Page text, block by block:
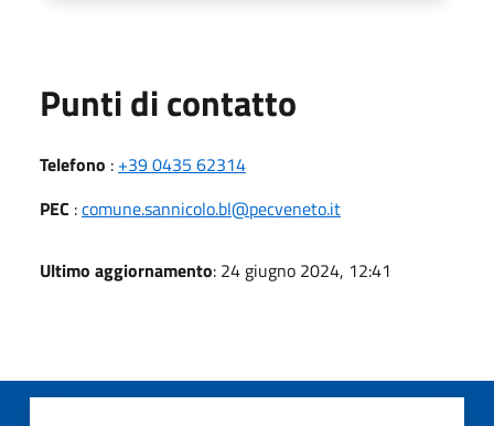
Punti di contatto
Telefono : +39 0435 62314
PEC :comune.sannicolo.bl@pecveneto.it
Ultimo aggiornamento: 24 giugno 2024, 12:41